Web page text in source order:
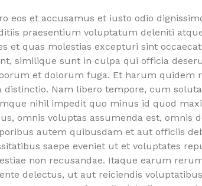
eos et accusamus et iusto odio
praesentium voluptatum deleniti
et quas molestias excepturi sint
similique sunt in culpa qui officia
et dolorum fuga. Et harum quidem
distinctio. Nam libero tempore, cum
nihil impedit quo minus id quod
omnis voluptas assumenda est, omnis
autem quibusdam et aut officiis
saepe eveniet ut et voluptates
non recusandae. Itaque earum
delectus, ut aut reiciendis